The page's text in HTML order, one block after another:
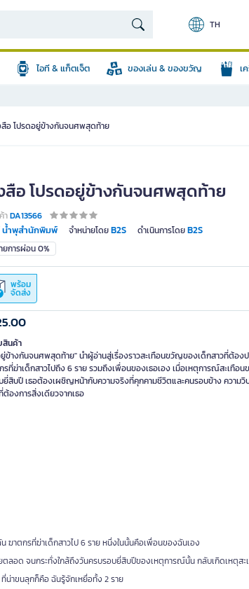
TH
ไอที & แก็ตเจ็ต ของเล่น & ของขวัญ เ
อ โปรดอยู่ข้างกันจนศพสุดท้าย
สือ โปรดอยู่ข้างกันจนศพสุดท้าย
าDA13566
น้ำพุสำนักพิมพ์ จำหน่ายโดยB2S ดำเนินการโดยB2S
ยการผ่อน 0%
พร้อม
จัดส่ง
สินค้า
ข้างกันจนศพสุดท้าย" นำผู้อ่านสู่เรื่องราวสะเทือนขวัญของเด็กสาวที่ต้อง
รที่ฆ่าเด็กสาวไปถึง 6 ราย รวมถึงเพื่อนของเธอเอง เมื่อเหตุการณ์สะเทื
ยี่สิบปี เธอต้องเผชิญหน้ากับความจริงที่คุกคามชีวิตและคนรอบข้าง ความ
ต้องการสิ่งเดียวจากเธอ
าตกรที่ฆ่าเด็กสาวไป 6 ราย หนึ่งในนั้นคือเพื่อนของฉันเอง
อด จนกระทั่งใกล้ถึงวันครบรอบยี่สิบปีของเหตุการณ์นั้น กลับเกิดเหตุส
าขนลุกก็คือ ฉันรู้จักเหยื่อทั้ง 2 ราย